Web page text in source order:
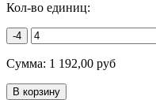
Кол-во единиц:
-4
Сумма: 1 192,00 руб